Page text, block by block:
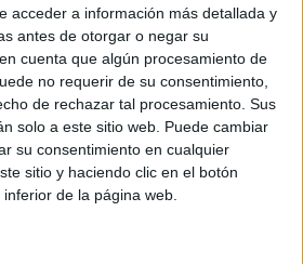
acceder a información más detallada y
antes de otorgar o negar su
cuenta que algún procesamiento de
no requerir de su consentimiento,
de rechazar tal procesamiento. Sus
solo a este sitio web. Puede cambiar
su consentimiento en cualquier
sitio y haciendo clic en el botón
de la página web.